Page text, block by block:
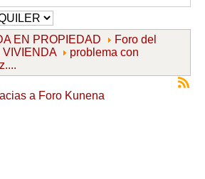
EN PROPIEDAD
Foro del
problema con
a Foro Kunena